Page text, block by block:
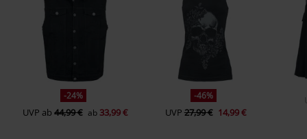
-24%
UVP ab44,99 € ab33,99 €
-46%
UVP 27,99 € 14,99 €